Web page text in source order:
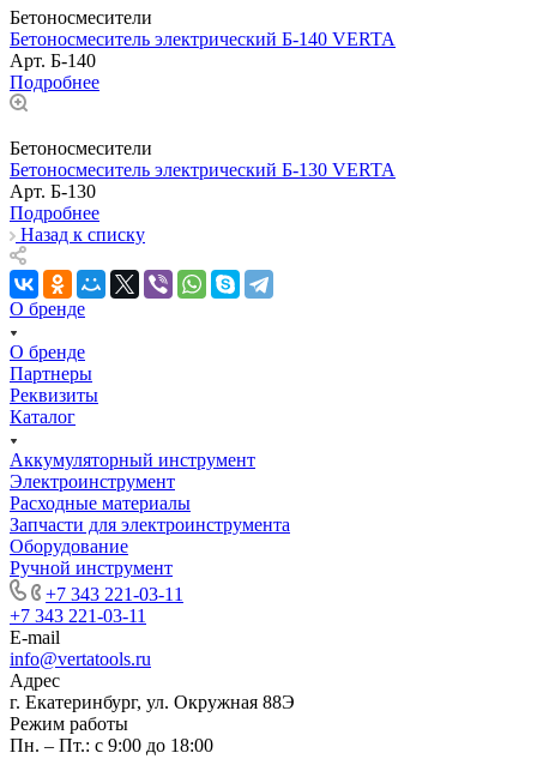
Бетоносмесители
Бетоносмеситель электрический Б-140 VERTA
Арт. Б-140
Подробнее
Бетоносмесители
Бетоносмеситель электрический Б-130 VERTA
Арт. Б-130
Подробнее
Назад к списку
О бренде
О бренде
Партнеры
Реквизиты
Каталог
Аккумуляторный инструмент
Электроинструмент
Расходные материалы
Запчасти для электроинструмента
Оборудование
Ручной инструмент
+7 343 221-03-11
+7 343 221-03-11
E-mail
info@vertatools.ru
Адрес
г. Екатеринбург, ул. Окружная 88Э
Режим работы
Пн. – Пт.: с 9:00 до 18:00